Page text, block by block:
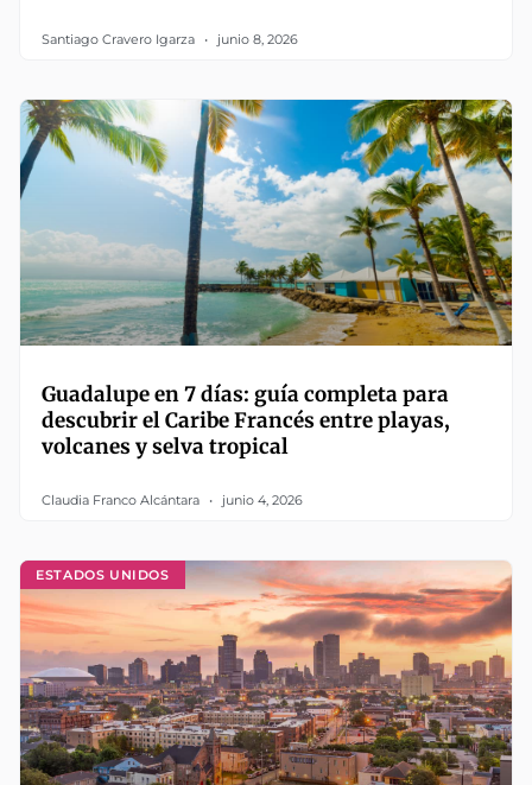
Santiago Cravero Igarza junio 8, 2026
Guadalupe en 7 días: guía completa para
descubrir el Caribe Francés entre playas,
volcanes y selva tropical
Claudia Franco Alcántara junio 4, 2026
ESTADOS UNIDOS